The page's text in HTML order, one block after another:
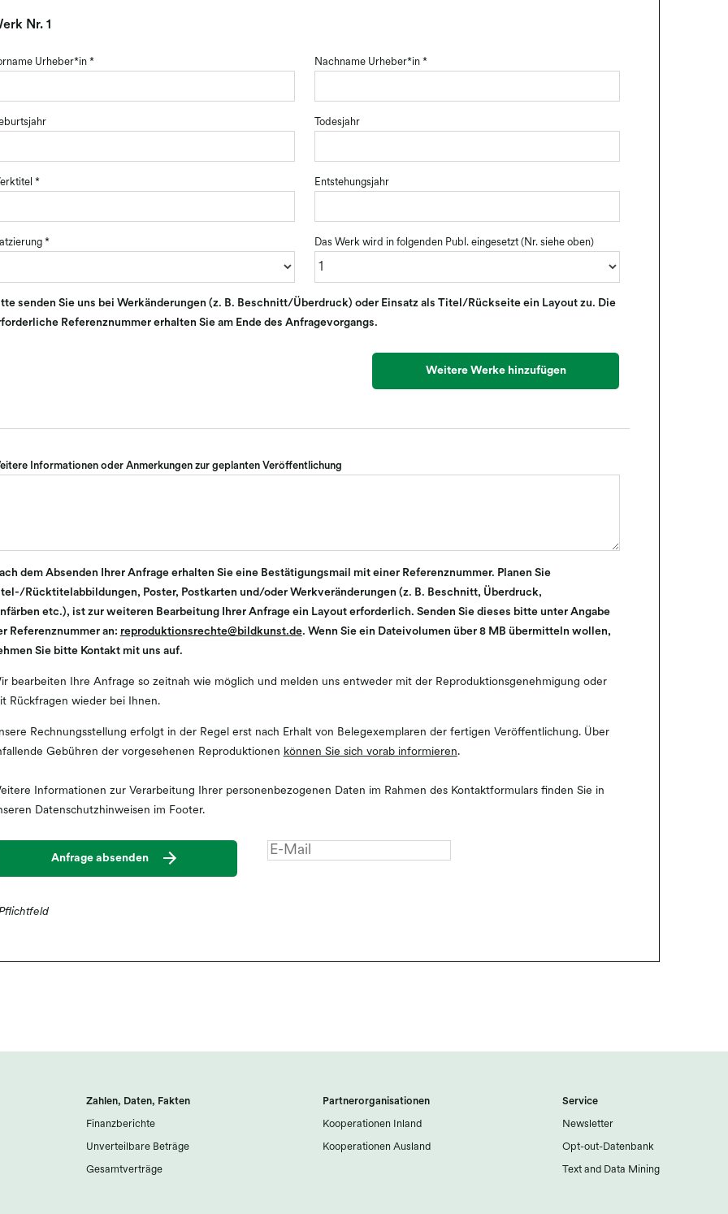
Nr. 1
Urheber*in * Nachname Urheber*in *
Todesjahr
* Entstehungsjahr
* Das Werk wird in folgenden Publ. eingesetzt (Nr. siehe oben)
senden Sie uns bei Werkänderungen (z. B. Beschnitt/Überdruck) oder Einsatz als Titel/Rückseite ein Layout zu. Die
Referenznummer erhalten Sie am Ende des Anfragevorgangs.
Informationen oder Anmerkungen zur geplanten Veröffentlichung
dem Absenden Ihrer Anfrage erhalten Sie eine Bestätigungsmail mit einer Referenznummer. Planen Sie
Rücktitelabbildungen, Poster, Postkarten und/oder Werkveränderungen (z. B. Beschnitt, Überdruck,
etc.), ist zur weiteren Bearbeitung Ihrer Anfrage ein Layout erforderlich. Senden Sie dieses bitte unter Angabe
Referenznummer an: reproduktionsrechte@bildkunst.de. Wenn Sie ein Dateivolumen über 8 MB übermitteln wollen,
Sie bitte Kontakt mit uns auf.
bearbeiten Ihre Anfrage so zeitnah wie möglich und melden uns entweder mit der Reproduktionsgenehmigung oder
Rückfragen wieder bei Ihnen.
Rechnungsstellung erfolgt in der Regel erst nach Erhalt von Belegexemplaren der fertigen Veröffentlichung. Über
Gebühren der vorgesehenen Reproduktionen können Sie sich vorab informieren.
Informationen zur Verarbeitung Ihrer personenbezogenen Daten im Rahmen des Kontaktformulars finden Sie in
Datenschutzhinweisen im Footer.
Anfrage absenden
Zahlen, Daten, Fakten
Finanzberichte
Unverteilbare Beträge
Gesamtverträge
Partnerorganisationen
Kooperationen Inland
Kooperationen Ausland
Service
Newsletter
Opt-out-Datenbank
Text and Data Mining